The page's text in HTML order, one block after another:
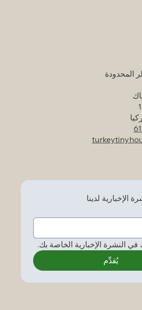
المحدودة
الإخبارية لدينا
النشرة الإخبارية الخاصة بك.
يُقدِّم